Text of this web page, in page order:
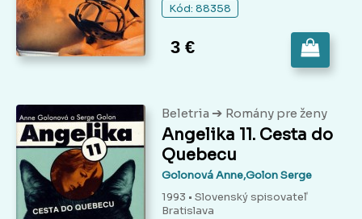
Kód: 88358
3 €
Beletria ➔ Romány pre ženy
Angelika 11. Cesta do
Quebecu
Golonová Anne,Golon Serge
1993 • Slovenský spisovateľ
Bratislava